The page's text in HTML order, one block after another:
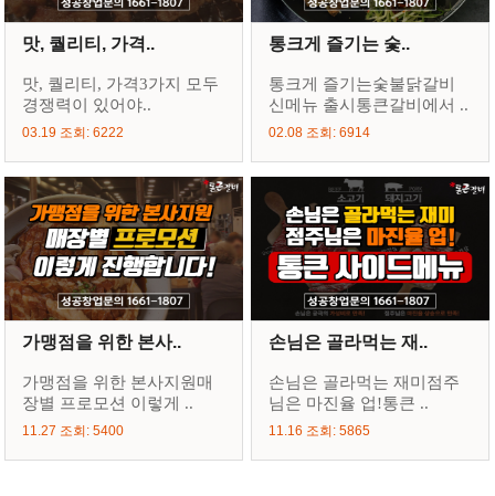
맛, 퀄리티, 가격..
맛, 퀄리티, 가격3가지 모두
경쟁력이 있어야..
03.19 조회: 6222
통크게 즐기는 숯..
통크게 즐기는숯불닭갈비
신메뉴 출시통큰갈비에서 ..
02.08 조회: 6914
가맹점을 위한 본사..
가맹점을 위한 본사지원매
장별 프로모션 이렇게 ..
11.27 조회: 5400
손님은 골라먹는 재..
손님은 골라먹는 재미점주
님은 마진율 업!통큰 ..
11.16 조회: 5865